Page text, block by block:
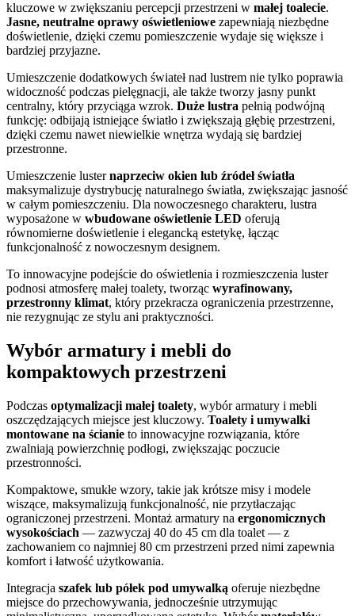
kluczowe w zwiększaniu percepcji przestrzeni w małej toalecie.
Jasne, neutralne oprawy oświetleniowe zapewniają niezbędne
doświetlenie, dzięki czemu pomieszczenie wydaje się większe i
bardziej przyjazne.
Umieszczenie dodatkowych świateł nad lustrem nie tylko poprawia
widoczność podczas pielęgnacji, ale także tworzy jasny punkt
centralny, który przyciąga wzrok. Duże lustra pełnią podwójną
funkcję: odbijają istniejące światło i zwiększają głębię przestrzeni,
dzięki czemu nawet niewielkie wnętrza wydają się bardziej
przestronne.
Umieszczenie lusternaprzeciw okien lub źródeł światła
maksymalizuje dystrybucję naturalnego światła, zwiększając jasność
w całym pomieszczeniu. Dla nowoczesnego charakteru, lustra
wyposażone w wbudowane oświetlenie LED oferują
równomierne doświetlenie i elegancką estetykę, łącząc
funkcjonalność z nowoczesnym designem.
To innowacyjne podejście do oświetlenia i rozmieszczenia luster
podnosi atmosferę małej toalety, tworząc wyrafinowany,
przestronny klimat, który przekracza ograniczenia przestrzenne,
nie rezygnując ze stylu ani praktyczności.
Wybór armatury i mebli do
kompaktowych przestrzeni
Podczas optymalizacji małej toalety, wybór armatury i mebli
oszczędzających miejsce jest kluczowy. Toalety i umywalki
montowane na ścianie to innowacyjne rozwiązania, które
zwalniają powierzchnię podłogi, zwiększając poczucie
przestronności.
Kompaktowe, smukłe wzory, takie jak krótsze misy i modele
wiszące, maksymalizują funkcjonalność, nie przytłaczając
ograniczonej przestrzeni. Montaż armatury na ergonomicznych
wysokościach — zazwyczaj 40 do 45 cm dla toalet — z
zachowaniem co najmniej 80 cm przestrzeni przed nimi zapewnia
komfort i łatwość użytkowania.
Integracja szafek lub półek pod umywalką oferuje niezbędne
miejsce do przechowywania, jednocześnie utrzymując